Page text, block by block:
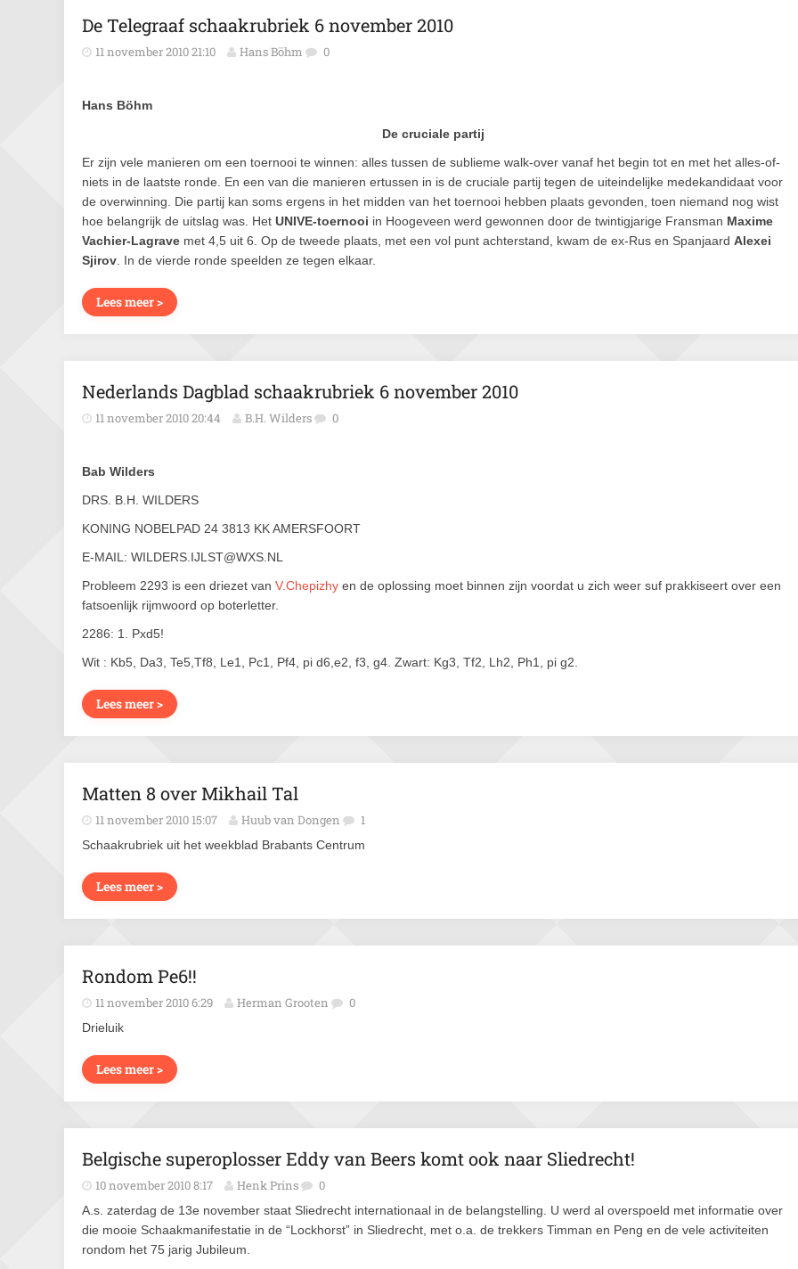
De Telegraaf schaakrubriek 6 november 2010
11 november 2010 21:10 Hans Böhm 0
Hans Böhm
De cruciale partij
Er zijn vele manieren om een toernooi te winnen: alles tussen de sublieme walk-over vanaf het begin tot en met het alles-of-
niets in de laatste ronde. En een van die manieren ertussen in is de cruciale partij tegen de uiteindelijke medekandidaat voor
de overwinning. Die partij kan soms ergens in het midden van het toernooi hebben plaats gevonden, toen niemand nog wist
hoe belangrijk de uitslag was. Het UNIVE-toernooi in Hoogeveen werd gewonnen door de twintigjarige Fransman Maxime
Vachier-Lagrave met 4,5 uit 6. Op de tweede plaats, met een vol punt achterstand, kwam de ex-Rus en Spanjaard Alexei
Sjirov . In de vierde ronde speelden ze tegen elkaar.
Lees meer >
Nederlands Dagblad schaakrubriek 6 november 2010
11 november 2010 20:44 B.H. Wilders 0
Bab Wilders
DRS. B.H. WILDERS
KONING NOBELPAD 24 3813 KK AMERSFOORT
E-MAIL: WILDERS.IJLST@WXS.NL
Probleem 2293 is een driezet van V.Chepizhy en de oplossing moet binnen zijn voordat u zich weer suf prakkiseert over een
fatsoenlijk rijmwoord op boterletter.
2286: 1. Pxd5!
Wit : Kb5, Da3, Te5,Tf8, Le1, Pc1, Pf4, pi d6,e2, f3, g4. Zwart: Kg3, Tf2, Lh2, Ph1, pi g2.
Lees meer >
Matten 8 over Mikhail Tal
11 november 2010 15:07 Huub van Dongen 1
Schaakrubriek uit het weekblad Brabants Centrum
Lees meer >
Rondom Pe6!!
11 november 2010 6:29 Herman Grooten 0
Drieluik
Lees meer >
Belgische superoplosser Eddy van Beers komt ook naar Sliedrecht!
10 november 2010 8:17 Henk Prins 0
A.s. zaterdag de 13e november staat Sliedrecht internationaal in de belangstelling. U werd al overspoeld met informatie over
die mooie Schaakmanifestatie in de “Lockhorst” in Sliedrecht, met o.a. de trekkers Timman en Peng en de vele activiteiten
rondom het 75 jarig Jubileum.